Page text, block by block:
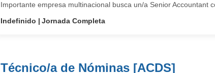
Importante empresa multinacional busca un/a Senior Accountant
Indefinido
Jornada Completa
Técnico/a de Nóminas [ACDS]